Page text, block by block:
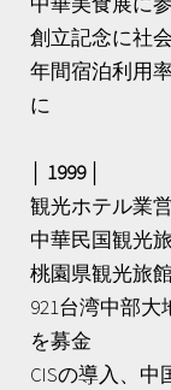
創立記念に社
年間宿泊利用
に
│ 1999 │
観光ホテル業
中華民国観光
桃園県観光旅
921台湾中部
を募金
CISの導入、